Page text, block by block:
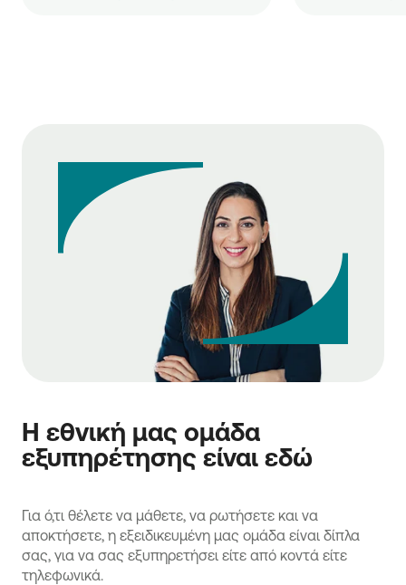
Η εθνική μας ομάδα
εξυπηρέτησης είναι εδώ
Για ό,τι θέλετε να μάθετε, να ρωτήσετε και να
αποκτήσετε, η εξειδικευμένη μας ομάδα είναι δίπλα
σας, για να σας εξυπηρετήσει είτε από κοντά είτε
τηλεφωνικά.